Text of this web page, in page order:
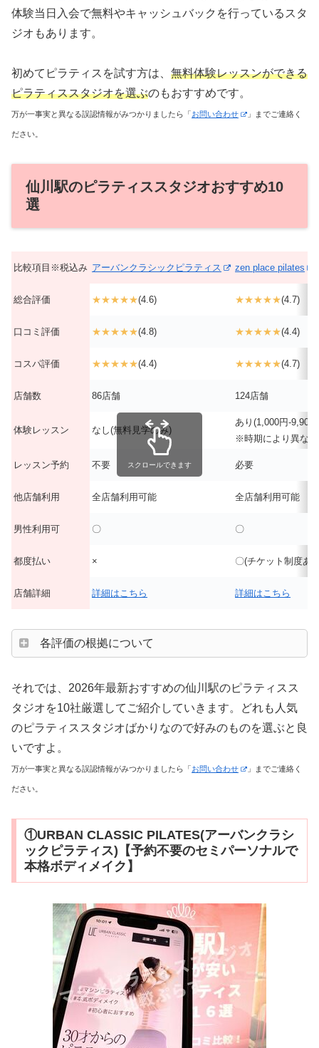
体験当日入会で無料やキャッシュバックを行っているスタ
ジオもあります。
初めてピラティスを試す方は、 無料体験レッスンができる
ピラティススタジオを選ぶのもおすすめです。
万が一事実と異なる誤認情報がみつかりましたら「 お問い合わせ 」までご連絡く
ださい。
仙川駅のピラティススタジオおすすめ10
選
比較項目※税込み アーバンクラシックピラティス zen place pilates
総合評価 ★★★★★(4.6) ★★★★★(4.7)
口コミ評価 ★★★★★(4.8) ★★★★★(4.4)
コスパ評価 ★★★★★(4.4) ★★★★★(4.7)
店舗数 86店舗 124店舗
体験レッスン なし(無料見学のみ)
あり(1,000円-9,900
※時期により異なる
レッスン予約 不要 必要
他店舗利用 全店舗利用可能 全店舗利用可能
男性利用可 〇 〇
都度払い × 〇(チケット制度あ
店舗詳細 詳細はこちら 詳細はこちら
スクロールできます
各評価の根拠について
それでは、2026年最新おすすめの仙川駅のピラティスス
タジオを10社厳選してご紹介していきます。どれも人気
のピラティススタジオばかりなので好みのものを選ぶと良
いですよ。
万が一事実と異なる誤認情報がみつかりましたら「お問い合わせ 」までご連絡く
ださい。
①URBAN CLASSIC PILATES(アーバンクラシ
ックピラティス)【予約不要のセミパーソナルで
本格ボディメイク】